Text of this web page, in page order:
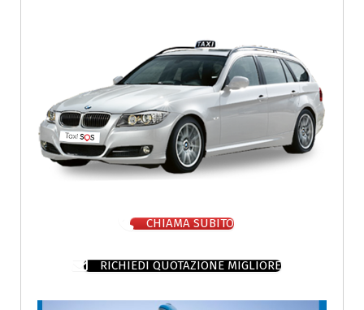
CHIAMA SUBITO
RICHIEDI QUOTAZIONE MIGLIORE